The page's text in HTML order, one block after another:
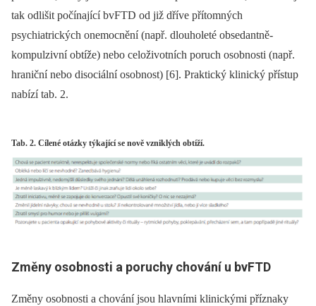
tak odlišit počínající bvFTD od již dříve přítomných
psychiatrických onemocnění (např. dlouholeté obsedantně-
kompulzivní obtíže) nebo celoživotních poruch osobnosti (např.
hraniční nebo disociální osobnost) [6]. Praktický klinický přístup
nabízí tab. 2.
Tab. 2. Cílené otázky týkající se nově vzniklých obtíží.
Změny osobnosti a poruchy chování u bvFTD
Změny osobnosti a chování jsou hlavními klinickými příznaky